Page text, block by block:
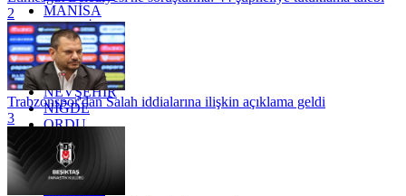
MANİSA
MARDİN
MERSİN
MUĞLA
MUŞ
NEVŞEHİR
NİĞDE
ORDU
OSMANİYE
RİZE
SAKARYA
2
Trabzonspor'dan Salah iddialarına ilişkin açıklama geldi
3